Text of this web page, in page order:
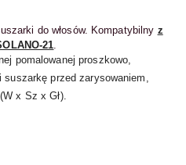
do włosów. Kompatybilny z
21
pomalowanej proszkowo,
przed zarysowaniem,
x Sz x Gł).